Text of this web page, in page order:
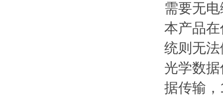
需要无
本产品
统则无
光学数
据传输